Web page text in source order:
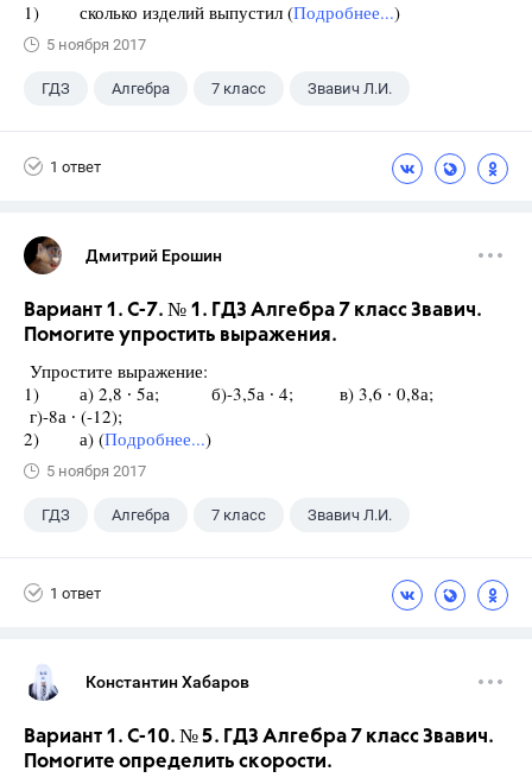
1) сколько изделий выпустил (Подробнее...)
5 ноября 2017
ГДЗ Алгебра 7 класс Звавич Л.И.
1 ответ
Дмитрий Ерошин
Вариант 1. С-7. № 1. ГДЗ Алгебра 7 класс Звавич.
Помогите упростить выражения.
Упростите выражение:
1) а) 2,8 ∙ 5а; б)-3,5а ∙ 4; в) 3,6 ∙ 0,8а;
г)-8а ∙ (-12);
2) а) (Подробнее...)
5 ноября 2017
ГДЗ Алгебра 7 класс Звавич Л.И.
1 ответ
Константин Хабаров
Вариант 1. С-10. № 5. ГДЗ Алгебра 7 класс Звавич.
Помогите определить скорости.